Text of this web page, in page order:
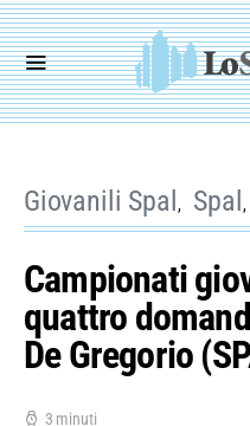
Giovanili Spal Spal
Campionati
quattro
De Gregorio
3 minuti